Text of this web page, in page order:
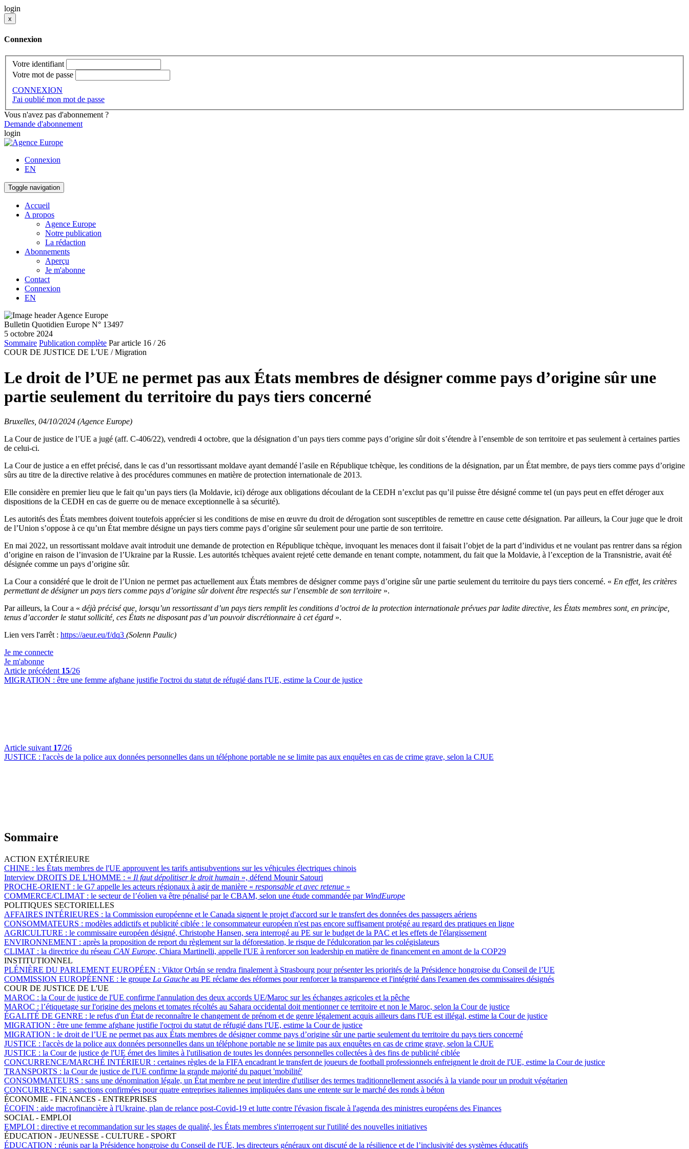
login
x
Connexion
Votre identifiant
Votre mot de passe
CONNEXION
J'ai oublié mon mot de passe
Vous n'avez pas d'abonnement ?
Demande d'abonnement
login
Connexion
EN
Toggle navigation
Accueil
A propos
Agence Europe
Notre publication
La rédaction
Abonnements
Aperçu
Je m'abonne
Contact
Connexion
EN
Bulletin Quotidien Europe N° 13497
5 octobre 2024
Sommaire Publication complète Par article 16 / 26
COUR DE JUSTICE DE L'UE / Migration
Le droit de l’UE ne permet pas aux États membres de désigner comme pays d’origine sûr une
partie seulement du territoire du pays tiers concerné
Bruxelles, 04/10/2024 (Agence Europe)
La Cour de justice de l’UE a jugé (aff. C-406/22), vendredi 4 octobre, que la désignation d’un pays tiers comme pays d’origine sûr doit s’étendre à l’ensemble de son territoire et pas seulement à certaines parties
de celui-ci.
La Cour de justice a en effet précisé, dans le cas d’un ressortissant moldave ayant demandé l’asile en République tchèque, les conditions de la désignation, par un État membre, de pays tiers comme pays d’origine
sûrs au titre de la directive relative à des procédures communes en matière de protection internationale de 2013.
Elle considère en premier lieu que le fait qu’un pays tiers (la Moldavie, ici) déroge aux obligations découlant de la CEDH n’exclut pas qu’il puisse être désigné comme tel (un pays peut en effet déroger aux
dispositions de la CEDH en cas de guerre ou de menace exceptionnelle à sa sécurité).
Les autorités des États membres doivent toutefois apprécier si les conditions de mise en œuvre du droit de dérogation sont susceptibles de remettre en cause cette désignation. Par ailleurs, la Cour juge que le droit
de l’Union s’oppose à ce qu’un État membre désigne un pays tiers comme pays d’origine sûr seulement pour une partie de son territoire.
En mai 2022, un ressortissant moldave avait introduit une demande de protection en République tchèque, invoquant les menaces dont il faisait l’objet de la part d’individus et ne voulant pas rentrer dans sa région
d’origine en raison de l’invasion de l’Ukraine par la Russie. Les autorités tchèques avaient rejeté cette demande en tenant compte, notamment, du fait que la Moldavie, à l’exception de la Transnistrie, avait été
désignée comme un pays d’origine sûr.
La Cour a considéré que le droit de l’Union ne permet pas actuellement aux États membres de désigner comme pays d’origine sûr une partie seulement du territoire du pays tiers concerné. « En effet, les critères
permettant de désigner un pays tiers comme pays d’origine sûr doivent être respectés sur l’ensemble de son territoire ».
Par ailleurs, la Cour a « déjà précisé que, lorsqu’un ressortissant d’un pays tiers remplit les conditions d’octroi de la protection internationale prévues par ladite directive, les États membres sont, en principe,
tenus d’accorder le statut sollicité, ces États ne disposant pas d’un pouvoir discrétionnaire à cet égard ».
Lien vers l'arrêt : https://aeur.eu/f/dq3 (Solenn Paulic)
Je me connecte
Je m'abonne
Article précédent 15/26
MIGRATION : être une femme afghane justifie l'octroi du statut de réfugié dans l'UE, estime la Cour de justice
Article suivant 17/26
JUSTICE : l'accès de la police aux données personnelles dans un téléphone portable ne se limite pas aux enquêtes en cas de crime grave, selon la CJUE
Sommaire
ACTION EXTÉRIEURE
CHINE : les États membres de l'UE approuvent les tarifs antisubventions sur les véhicules électriques chinois
Interview DROITS DE L'HOMME : « Il faut dépolitiser le droit humain », défend Mounir Satouri
PROCHE-ORIENT : le G7 appelle les acteurs régionaux à agir de manière « responsable et avec retenue »
COMMERCE/CLIMAT : le secteur de l’éolien va être pénalisé par le CBAM, selon une étude commandée par WindEurope
POLITIQUES SECTORIELLES
AFFAIRES INTÉRIEURES : la Commission européenne et le Canada signent le projet d'accord sur le transfert des données des passagers aériens
CONSOMMATEURS : modèles addictifs et publicité ciblée : le consommateur européen n'est pas encore suffisament protégé au regard des pratiques en ligne
AGRICULTURE : le commissaire européen désigné, Christophe Hansen, sera interrogé au PE sur le budget de la PAC et les effets de l'élargissement
ENVIRONNEMENT : après la proposition de report du règlement sur la déforestation, le risque de l'édulcoration par les colégislateurs
CLIMAT : la directrice du réseau CAN Europe, Chiara Martinelli, appelle l'UE à renforcer son leadership en matière de financement en amont de la COP29
INSTITUTIONNEL
PLÉNIÈRE DU PARLEMENT EUROPÉEN : Viktor Orbán se rendra finalement à Strasbourg pour présenter les priorités de la Présidence hongroise du Conseil de l’UE
COMMISSION EUROPÉENNE : le groupe La Gauche au PE réclame des réformes pour renforcer la transparence et l'intégrité dans l'examen des commissaires désignés
COUR DE JUSTICE DE L'UE
MAROC : la Cour de justice de l'UE confirme l'annulation des deux accords UE/Maroc sur les échanges agricoles et la pêche
MAROC : l’étiquetage sur l'origine des melons et tomates récoltés au Sahara occidental doit mentionner ce territoire et non le Maroc, selon la Cour de justice
ÉGALITÉ DE GENRE : le refus d'un État de reconnaître le changement de prénom et de genre légalement acquis ailleurs dans l'UE est illégal, estime la Cour de justice
MIGRATION : être une femme afghane justifie l'octroi du statut de réfugié dans l'UE, estime la Cour de justice
MIGRATION : le droit de l’UE ne permet pas aux États membres de désigner comme pays d’origine sûr une partie seulement du territoire du pays tiers concerné
JUSTICE : l'accès de la police aux données personnelles dans un téléphone portable ne se limite pas aux enquêtes en cas de crime grave, selon la CJUE
JUSTICE : la Cour de justice de l'UE émet des limites à l'utilisation de toutes les données personnelles collectées à des fins de publicité ciblée
CONCURRENCE/MARCHÉ INTÉRIEUR : certaines règles de la FIFA encadrant le transfert de joueurs de football professionnels enfreignent le droit de l'UE, estime la Cour de justice
TRANSPORTS : la Cour de justice de l'UE confirme la grande majorité du paquet 'mobilité'
CONSOMMATEURS : sans une dénomination légale, un État membre ne peut interdire d'utiliser des termes traditionnellement associés à la viande pour un produit végétarien
CONCURRENCE : sanctions confirmées pour quatre entreprises italiennes impliquées dans une entente sur le marché des ronds à béton
ÉCONOMIE - FINANCES - ENTREPRISES
ÉCOFIN : aide macrofinancière à l'Ukraine, plan de relance post-Covid-19 et lutte contre l'évasion fiscale à l'agenda des ministres européens des Finances
SOCIAL - EMPLOI
EMPLOI : directive et recommandation sur les stages de qualité, les États membres s'interrogent sur l'utilité des nouvelles initiatives
ÉDUCATION - JEUNESSE - CULTURE - SPORT
ÉDUCATION : réunis par la Présidence hongroise du Conseil de l'UE, les directeurs généraux ont discuté de la résilience et de l’inclusivité des systèmes éducatifs